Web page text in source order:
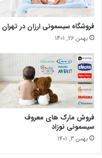
فروشگاه سیسمونی ارزان در تهران
بهمن 26, 1401
فروش مارک های معروف
سیسمونی نوزاد
بهمن 3, 1401